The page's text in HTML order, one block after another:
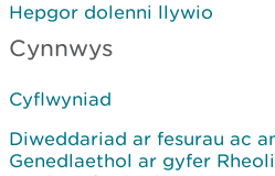
Hepgor dolenni llywio
Cynnwys
Cyflwyniad
Diweddariad ar fesurau ac
Genedlaethol ar gyfer